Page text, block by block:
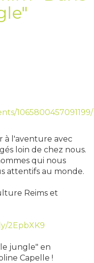
1065800457091199/
à l'aventure avec
loin de chez nous.
qui nous
attentifs au monde.
Reims et
2EpbXK9
jungle" en
Capelle !